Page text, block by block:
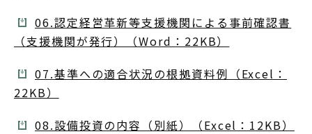
06.認定経営革新等支援機関による事前確認書
（支援機関が発行）（Word：22KB）
07.基準への適合状況の根拠資料例（Excel：
22KB）
08.設備投資の内容（別紙）（Excel：12KB）